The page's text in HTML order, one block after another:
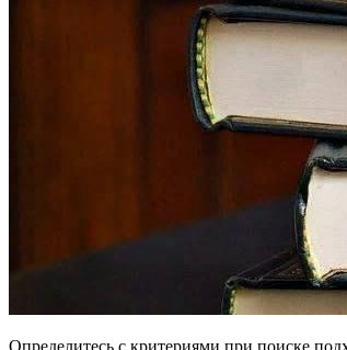
Определитесь с критериями при поиске